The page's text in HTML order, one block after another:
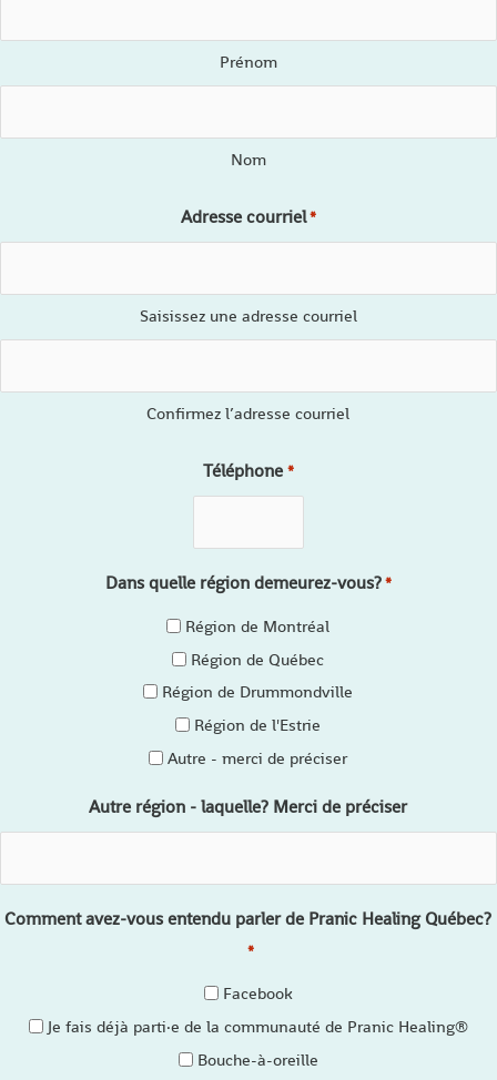
Prénom
Nom
Adresse courriel*
Saisissez une adresse courriel
Confirmez l’adresse courriel
Téléphone *
Dans quelle région demeurez-vous?*
Région de Montréal
Région de Québec
Région de Drummondville
Région de l'Estrie
Autre - merci de préciser
Autre région - laquelle? Merci de préciser
Comment avez-vous entendu parler de Pranic Healing Québec?
*
Facebook
Je fais déjà parti·e de la communauté de Pranic Healing®
Bouche-à-oreille